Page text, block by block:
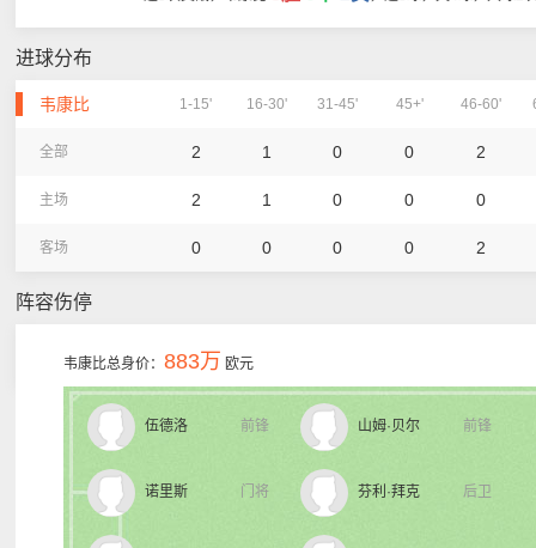
进球分布
韦康比 1-15' 16-30' 31-45' 45+' 46-60'
全部 2 1 0 0 2
主场 2 1 0 0 0
客场 0 0 0 0 2
阵容伤停
韦康比总身价： 883万 欧元
前锋
伍德洛
门将
诺里斯
前锋
山姆·贝尔
后卫
芬利·拜克